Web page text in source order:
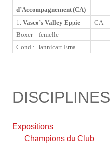
d’Accompagnement (CA)
1.Vasco’s Valley Eppie CA
Boxer – femelle
Cond.: Hannicart Erna
DISCIPLINES
Expositions
Champions du Club